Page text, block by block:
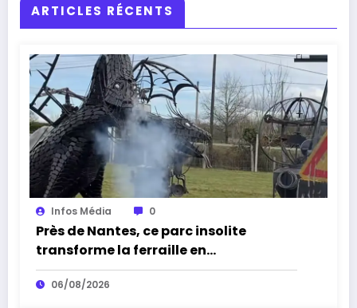
ARTICLES RÉCENTS
Infos Média 0
Près de Nantes, ce parc insolite
transforme la ferraille en
impressionnantes sculptures
06/08/2026